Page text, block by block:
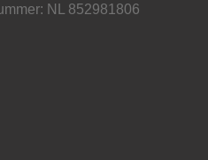
NL 852981806